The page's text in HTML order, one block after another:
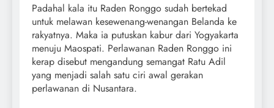
Padahal kala itu Raden Ronggo sudah bertekad
untuk melawan kesewenang-wenangan Belanda ke
rakyatnya. Maka ia putuskan kabur dari Yogyakarta
menuju Maospati. Perlawanan Raden Ronggo ini
kerap disebut mengandung semangat Ratu Adil
yang menjadi salah satu ciri awal gerakan
perlawanan di Nusantara.